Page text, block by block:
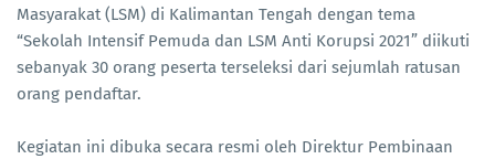
Masyarakat (LSM) di Kalimantan Tengah dengan tema
“Sekolah Intensif Pemuda dan LSM Anti Korupsi 2021” diikuti
sebanyak 30 orang peserta terseleksi dari sejumlah ratusan
orang pendaftar.
Kegiatan ini dibuka secara resmi oleh Direktur Pembinaan